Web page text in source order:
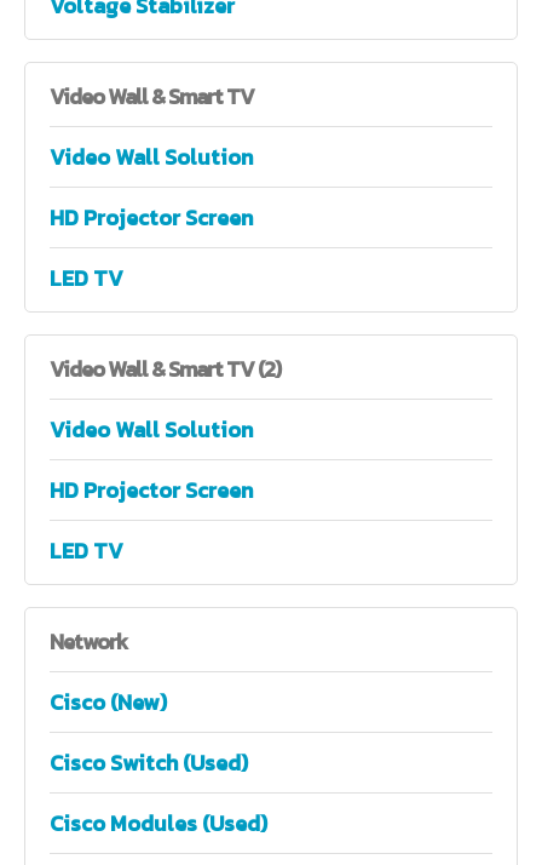
VideoWall & Smart TV
Video Wall Solution
HD Projector Screen
LED TV
VideoWall & Smart TV (2)
Video Wall Solution
HD Projector Screen
LED TV
Network
Cisco (New)
Cisco Switch (Used)
Cisco Modules (Used)